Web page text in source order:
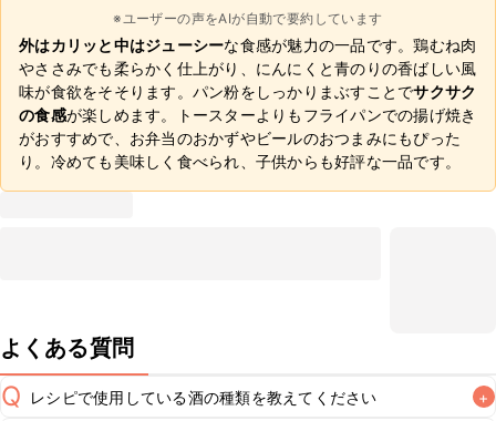
※ユーザーの声をAIが自動で要約しています
外はカリッと中はジューシーな食感が魅力の一品です。鶏むね肉
やささみでも柔らかく仕上がり、にんにくと青のりの香ばしい風
味が食欲をそそります。パン粉をしっかりまぶすことでサクサク
の食感が楽しめます。トースターよりもフライパンでの揚げ焼き
がおすすめで、お弁当のおかずやビールのおつまみにもぴった
り。冷めても美味しく食べられ、子供からも好評な一品です。
よくある質問
Q レシピで使用している酒の種類を教えてください +